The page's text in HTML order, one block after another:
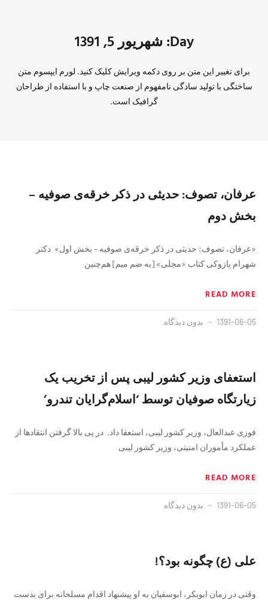
Day: شهریور 5, 1391
برای تغییر این متن بر روی دکمه ویرایش کلیک کنید. لورم ایپسوم متن
ساختگی با تولید سادگی نامفهوم از صنعت چاپ و با استفاده از طراحان
گرافیک است.
عرفان، تصوف: حدیثی در ذکر خرقه‌ی صوفیه –
بخش دوم
«عرفان، تصوف: حدیثی در ذکر خرقه‌ی صوفیه – بخش اول» دکتر
شهرام پازوکی کتاب «مجلی» [به ضم میم] هم‌چنین
READ MORE
1391-06-05 بدون دیدگاه
استعفای وزیر کشور لیبی پس از تخریب یک
زیارتگاه صوفیان توسط ‘اسلام‌گرایان تندرو’
فوزی عبدالعال، وزیر کشور لیبی، استعفا داد. در پی بالا گرفتن انتقادها از
عملکرد مأموران امنیتی، وزیر کشور لیبی
READ MORE
1391-06-05 بدون دیدگاه
علی (ع) چگونه بود؟!
وقتی در زمان ابوبکر، ابوسفیان به او پیشنهاد اقدام مسلحانه برای بدست